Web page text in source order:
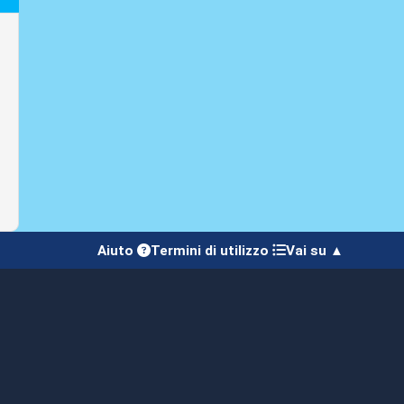
Aiuto Termini di utilizzo Vai su ▲